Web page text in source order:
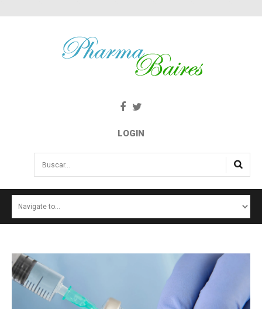
LOGIN
Buscar...
NOTICIAS
NOTICIAS MEDICAMENTOS
CONTACTO